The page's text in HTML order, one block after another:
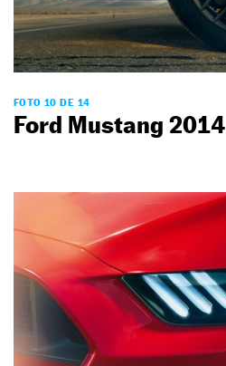
FOTO 10 DE 14
Ford Mustang 2014